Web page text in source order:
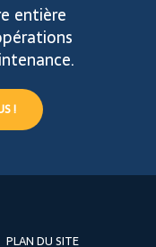
entière
!
PLAN DU SITE